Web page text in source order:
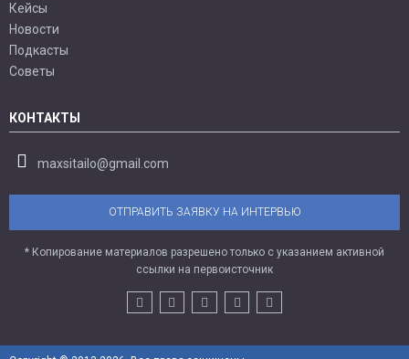
Кейсы
Новости
Подкасты
Советы
КОНТАКТЫ
maxsitailo@gmail.com
ОТПРАВИТЬ ЗАЯВКУ НА ИНТЕРВЬЮ
* Копирование материалов разрешено только с указанием активной
ссылки на первоисточник